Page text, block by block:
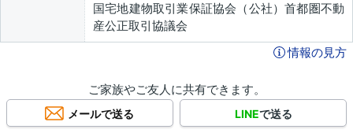
国宅地建物取引業保証協会（公社）首都圏不動
産公正取引協議会
情報の見方
ご家族やご友人に共有できます。
メールで送る LINEで送る